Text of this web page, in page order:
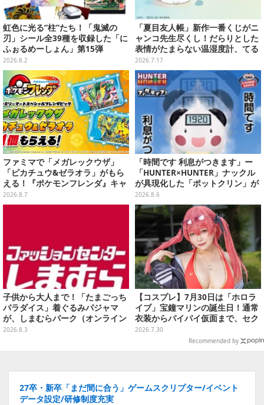
虹色に光る“柱”たち！「鬼滅の
刃」シール全39種を収録した「に
ふぉるめーしょん」第15弾
2026.8.2
「夏目友人帳」新作一番くじがニ
ャンコ先生尽くし！だらりとした
表情がたまらない温湿度計、てる
てる坊主姿のマスコットなど全ラ
インナップ公開
2026.7.17
ファミマで「メガレックウザ」
「ピカチュウ&ゼラオラ」がもら
える！『ポケモンフレンダ』キャ
ンペーンが8月11日開始
2026.8.7
「時間です 利息がつきます」ー
「HUNTER×HUNTER」ナックル
が具現化した「ポットクリン」が
貯金箱としてプライズ展開
2026.8.6
子供から大人まで！「たまごっち
パラダイス」着ぐるみパジャマ
が、しまむらパーク（オンライン
ストア）にて受注生産
2026.8.3
【コスプレ】7月30日は「ホロラ
イブ」宝鐘マリンの誕生日！通常
衣装からパイパイ仮面まで、セク
シーで可愛い美女レイヤーまとめ
2026.7.30
Recommended by
27卒・新卒「まだ間に合う」ゲームスクリプター/イベント
データ設定/研修制度充実